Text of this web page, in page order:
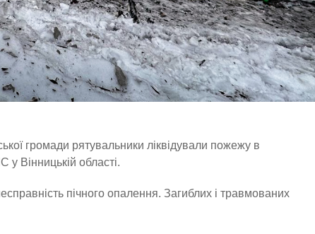
громади рятувальники ліквідували пожежу в
Вінницькій області.
пічного опалення. Загиблих і травмованих